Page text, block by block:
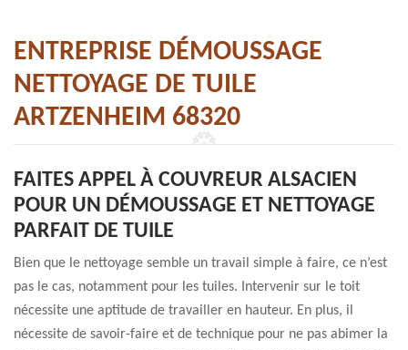
ENTREPRISE DÉMOUSSAGE
NETTOYAGE DE TUILE
ARTZENHEIM 68320
FAITES APPEL À COUVREUR ALSACIEN
POUR UN DÉMOUSSAGE ET NETTOYAGE
PARFAIT DE TUILE
Bien que le nettoyage semble un travail simple à faire, ce n’est
pas le cas, notamment pour les tuiles. Intervenir sur le toit
nécessite une aptitude de travailler en hauteur. En plus, il
nécessite de savoir-faire et de technique pour ne pas abimer la